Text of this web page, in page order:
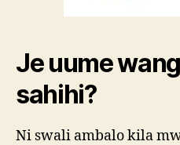
Je uume
sahihi?
Ni swali ambalo kila